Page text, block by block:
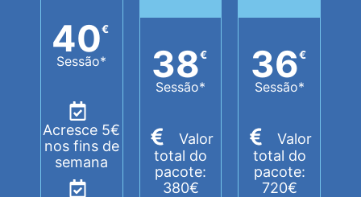
40€
Sessão*
Acresce 5€
nos fins de
semana
38€
Sessão*
Valor
total do
pacote:
380€
36€
Sessão*
Valor
total do
pacote:
720€